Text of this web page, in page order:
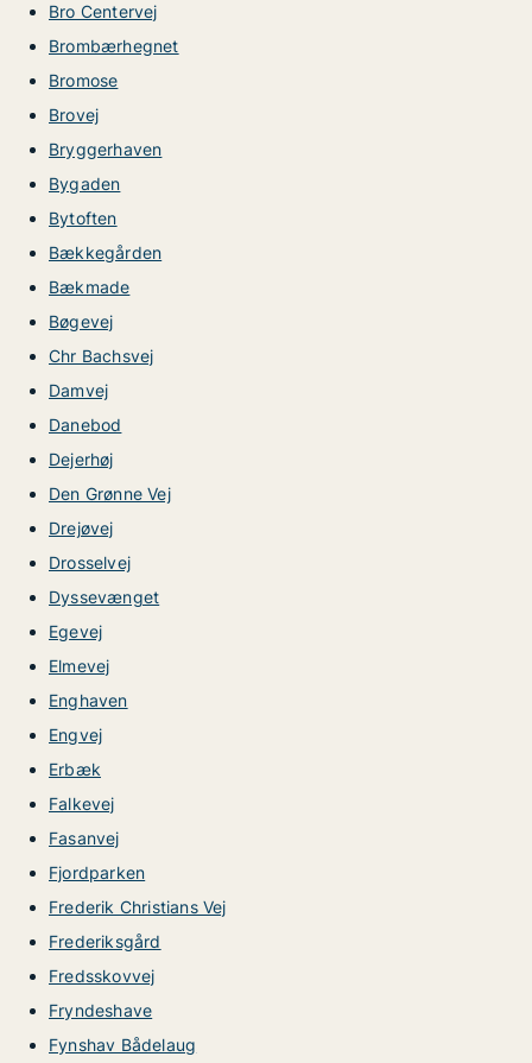
Bro Centervej
Brombærhegnet
Bromose
Brovej
Bryggerhaven
Bygaden
Bytoften
Bækkegården
Bækmade
Bøgevej
Chr Bachsvej
Damvej
Danebod
Dejerhøj
Den Grønne Vej
Drejøvej
Drosselvej
Dyssevænget
Egevej
Elmevej
Enghaven
Engvej
Erbæk
Falkevej
Fasanvej
Fjordparken
Frederik Christians Vej
Frederiksgård
Fredsskovvej
Fryndeshave
Fynshav Bådelaug